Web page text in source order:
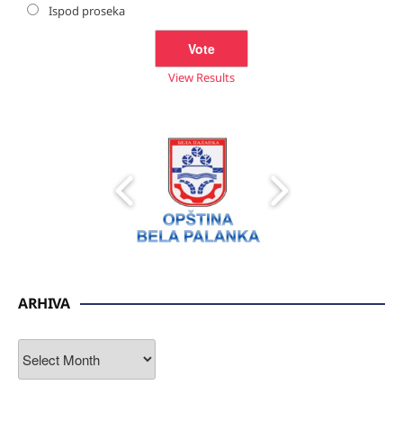
Ispod proseka
View Results
ARHIVA